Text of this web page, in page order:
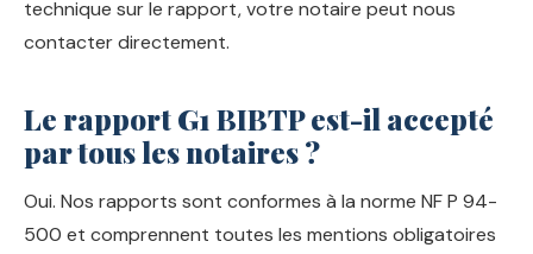
technique sur le rapport, votre notaire peut nous
contacter directement.
Le rapport G1 BIBTP est-il accepté
par tous les notaires ?
Oui. Nos rapports sont conformes à la norme NF P 94-
500 et comprennent toutes les mentions obligatoires